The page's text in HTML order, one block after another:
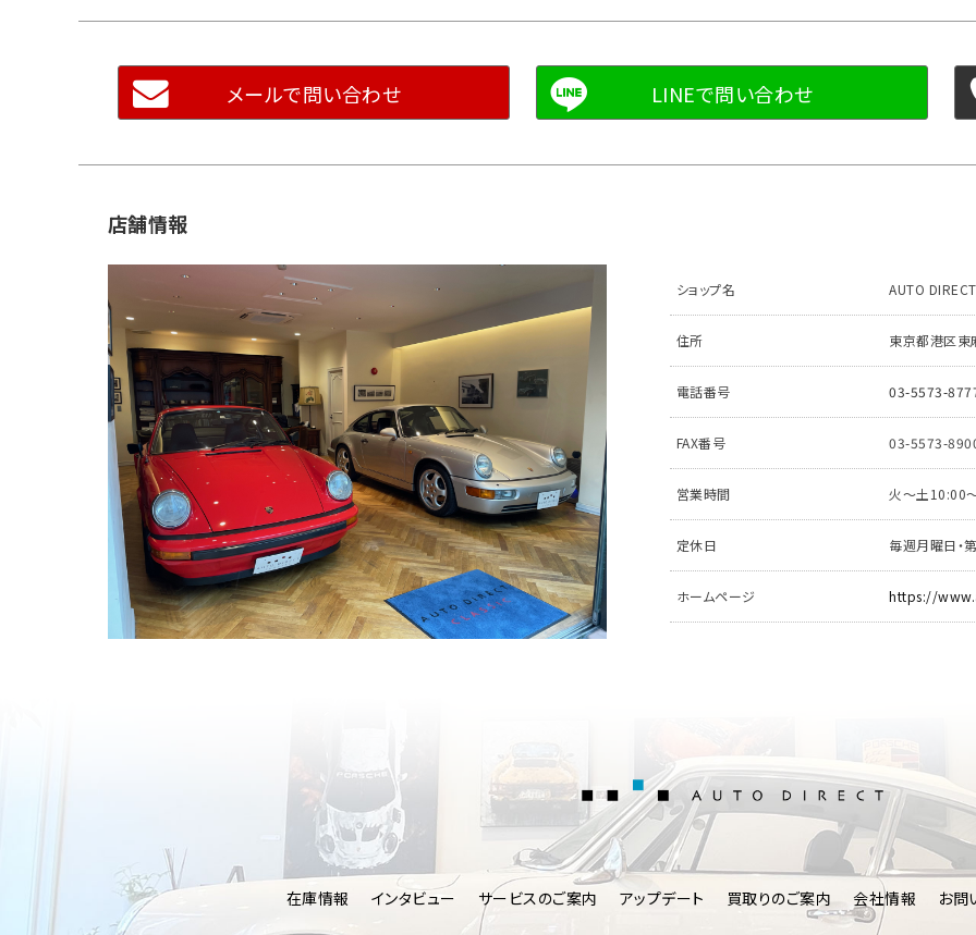
メールで問い合わせ
店舗情報
ショップ名 AUTO DIRECT
住所 東京都港区
電話番号 03-5573-
FAX番号 03-5573-
営業時間 火～土10:00
定休日 毎週月曜日・
ホームページ https://
AUTO
在庫情報 インタビュー サービスのご案内 アップデート 買取りのご案内 会社情報 お問